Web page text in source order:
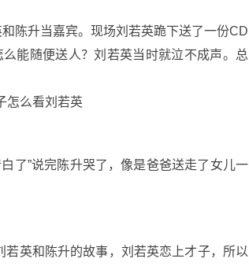
陈升当嘉宾。现场刘若英跪下送了一份CD
能随便送人？刘若英当时就泣不成声。总
了”说完陈升哭了，像是爸爸送走了女儿一
英和陈升的故事，刘若英恋上才子，所以